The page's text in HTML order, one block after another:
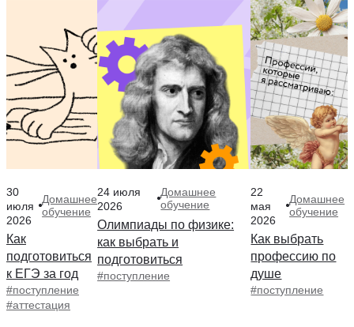
30
июля
2026
Домашнее
обучение
Как
подготовиться
к ЕГЭ за год
#поступление
#аттестация
24 июля
2026
Домашнее
обучение
Олимпиады по физике:
как выбрать и
подготовиться
#поступление
22
мая
2026
Домашнее
обучение
Как выбрать
профессию по
душе
#поступление